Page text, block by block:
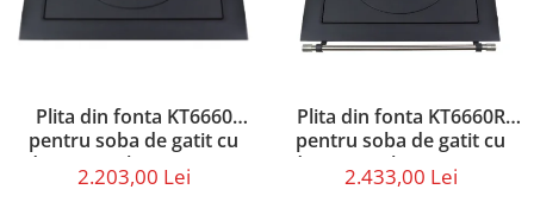
Plita din fonta KT6660
pentru soba de gatit cu
dimensiunile 66 x 60 cm
2.203,00 Lei
Plita din fonta KT6660R
pentru soba de gatit cu
dimensiunile 66 x 60 cm,
prevazuta cu bara inox
2.433,00 Lei